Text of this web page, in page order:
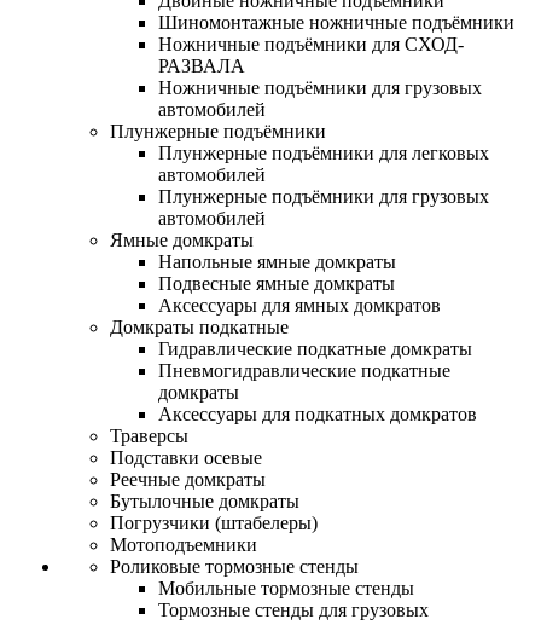
Шиномонтажные ножничные подъёмники
Ножничные подъёмники для СХОД-
РАЗВАЛА
Ножничные подъёмники для грузовых
автомобилей
Плунжерные подъёмники
Плунжерные подъёмники для легковых
автомобилей
Плунжерные подъёмники для грузовых
автомобилей
Ямные домкраты
Напольные ямные домкраты
Подвесные ямные домкраты
Аксессуары для ямных домкратов
Домкраты подкатные
Гидравлические подкатные домкраты
Пневмогидравлические подкатные
домкраты
Аксессуары для подкатных домкратов
Траверсы
Подставки осевые
Реечные домкраты
Бутылочные домкраты
Погрузчики (штабелеры)
Мотоподъемники
Роликовые тормозные стенды
Мобильные тормозные стенды
Тормозные стенды для грузовых